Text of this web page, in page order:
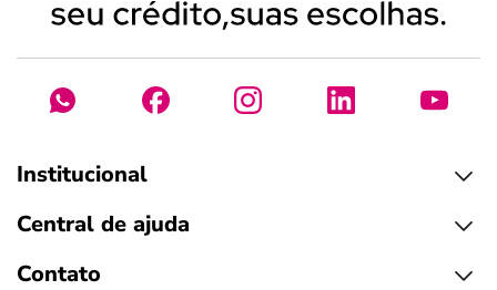
Institucional
Central de ajuda
Contato